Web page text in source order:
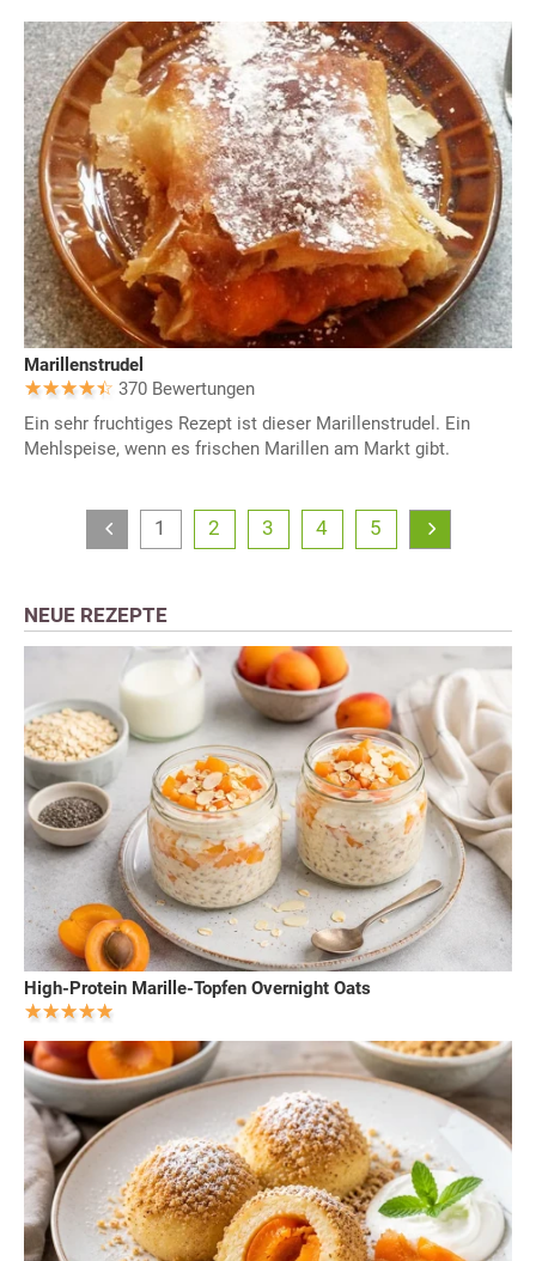
Marillenstrudel
370 Bewertungen
Ein sehr fruchtiges Rezept ist dieser Marillenstrudel. Ein
Mehlspeise, wenn es frischen Marillen am Markt gibt.
1 2 3 4 5
NEUE REZEPTE
High-Protein Marille-Topfen Overnight Oats